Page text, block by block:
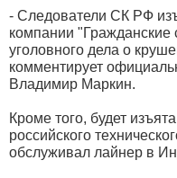
- Следователи СК РФ
компании
уголовного дела о
комментирует
Владимир Маркин.
Кроме того, будет
российского
обслуживал лайнер в